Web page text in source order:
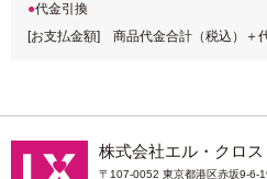
代金引換
[お支払金額] 商品代金合計（税込）＋
株式会社エル・クロス
〒107-0052 東京都港区赤坂9-6-